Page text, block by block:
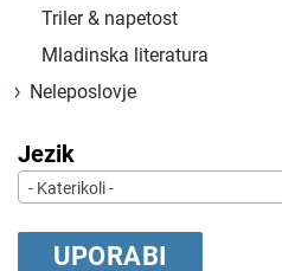
Triler & napetost
Mladinska literatura
Neleposlovje
Jezik
- Katerikoli -